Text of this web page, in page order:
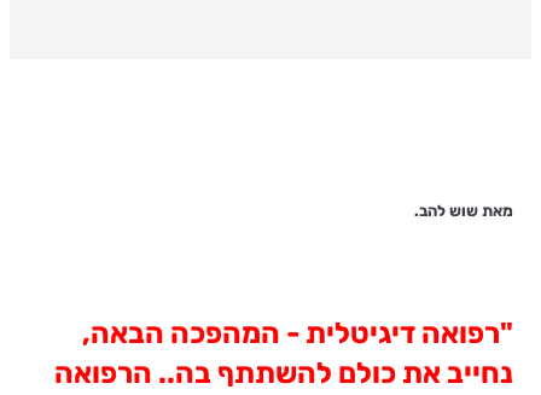
מאת שוש להב.
"רפואה דיגיטלית - המהפכה הבאה,
נחייב את כולם להשתתף בה.. הרפואה